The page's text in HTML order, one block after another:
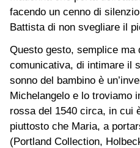
facendo un cenno di
Battista di non svegliare il
Questo gesto, semplice ma
comunicativa, di intimare il
sonno del bambino è
Michelangelo e lo troviamo
rossa del 1540 circa, in cui
piuttosto che Maria, a
(Portland Collection,